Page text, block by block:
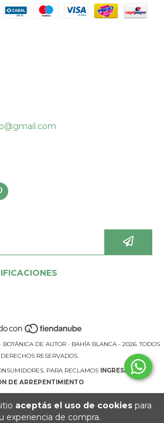
aceptás el uso de cookiespara
experiencia de compra.
BOTÁNICA DE AUTOR · BAHÍA BLANCA - 2026. TODOS
RESERVADOS.
PARA RECLAMOS INGRESÁ ACÁ.
DE ARREPENTIMIENTO